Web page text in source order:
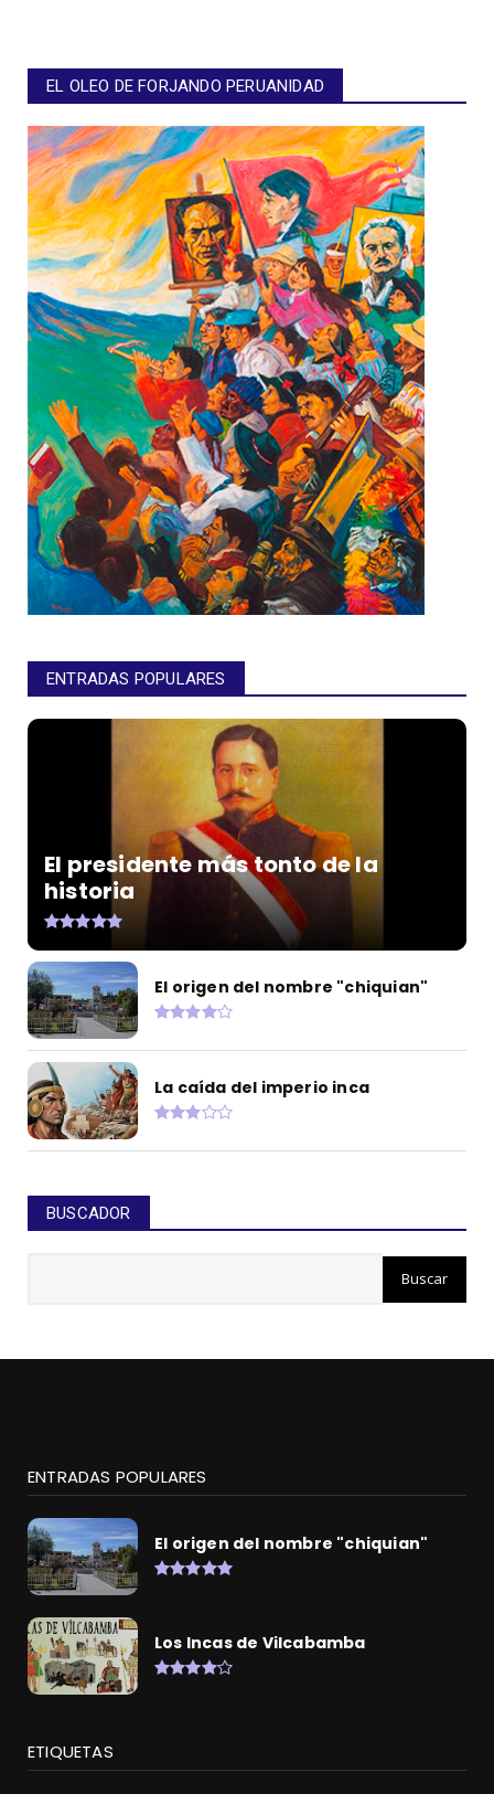
EL OLEO DE FORJANDO PERUANIDAD
ENTRADAS POPULARES
El presidente más tonto de la
historia
El origen del nombre "chiquian"
La caída del imperio inca
BUSCADOR
ENTRADAS POPULARES
El origen del nombre "chiquian"
Los Incas de Vilcabamba
ETIQUETAS